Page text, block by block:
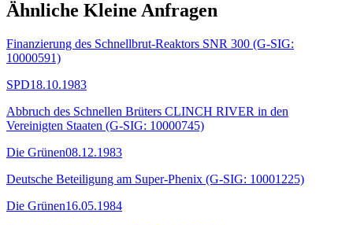
Ähnliche Kleine Anfragen
Finanzierung des Schnellbrut-Reaktors SNR 300 (G-SIG:
10000591)
SPD18.10.1983
Abbruch des Schnellen Brüters CLINCH RIVER in den
Vereinigten Staaten (G-SIG: 10000745)
Die Grünen08.12.1983
Deutsche Beteiligung am Super-Phenix (G-SIG: 10001225)
Die Grünen16.05.1984